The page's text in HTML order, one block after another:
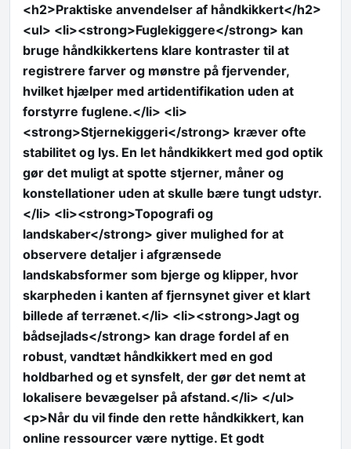
<h2>Praktiske anvendelser af håndkikkert</h2>
<ul> <li><strong>Fuglekiggere</strong> kan
bruge håndkikkertens klare kontraster til at
registrere farver og mønstre på fjervender,
hvilket hjælper med artidentifikation uden at
forstyrre fuglene.</li> <li>
<strong>Stjernekiggeri</strong> kræver ofte
stabilitet og lys. En let håndkikkert med god optik
gør det muligt at spotte stjerner, måner og
konstellationer uden at skulle bære tungt udstyr.
</li> <li><strong>Topografi og
landskaber</strong> giver mulighed for at
observere detaljer i afgrænsede
landskabsformer som bjerge og klipper, hvor
skarpheden i kanten af fjernsynet giver et klart
billede af terrænet.</li> <li><strong>Jagt og
bådsejlads</strong> kan drage fordel af en
robust, vandtæt håndkikkert med en god
holdbarhed og et synsfelt, der gør det nemt at
lokalisere bevægelser på afstand.</li> </ul>
<p>Når du vil finde den rette håndkikkert, kan
online ressourcer være nyttige. Et godt